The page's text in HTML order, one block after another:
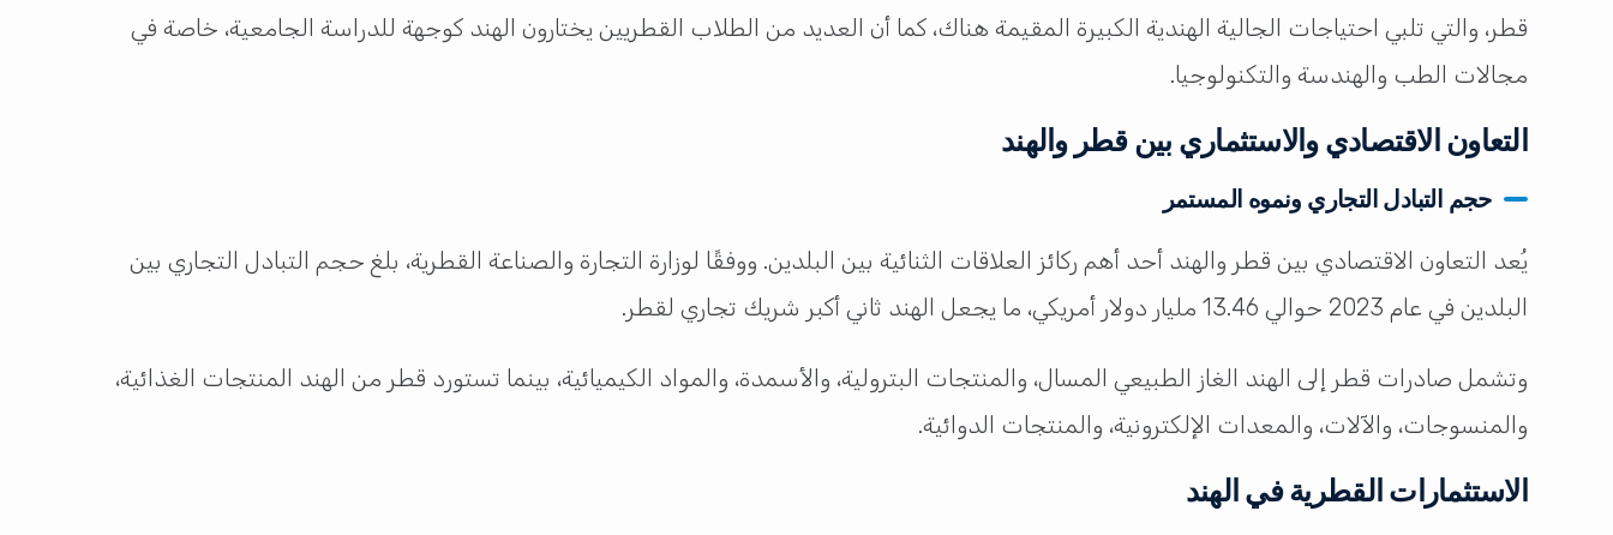
قطر، والتي تلبي احتياجات الجالية الهندية الكبيرة المقيمة هناك، كما أن العديد من الطلاب القطريين يختارون الهند كوجهة للدراسة الجامعية، خاصة في
مجالات الطب والهندسة والتكنولوجيا.
التعاون الاقتصادي والاستثماري بين قطر والهند
حجم التبادل التجاري ونموه المستمر
يُعد التعاون الاقتصادي بين قطر والهند أحد أهم ركائز العلاقات الثنائية بين البلدين. ووفقًا لوزارة التجارة والصناعة القطرية، بلغ حجم التبادل التجاري بين
البلدين في عام 2023 حوالي 13.46 مليار دولار أمريكي، ما يجعل الهند ثاني أكبر شريك تجاري لقطر.
وتشمل صادرات قطر إلى الهند الغاز الطبيعي المسال، والمنتجات البترولية، والأسمدة، والمواد الكيميائية، بينما تستورد قطر من الهند المنتجات الغذائية،
والمنسوجات، والآلات، والمعدات الإلكترونية، والمنتجات الدوائية.
الاستثمارات القطرية في الهند